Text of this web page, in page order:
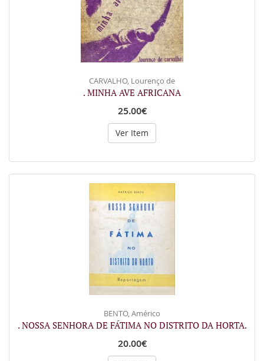
CARVALHO, Lourenço de
. MINHA AVE AFRICANA
25.00€
Ver Item
BENTO, Américo
. NOSSA SENHORA DE FÁTIMA NO DISTRITO DA HORTA.
20.00€